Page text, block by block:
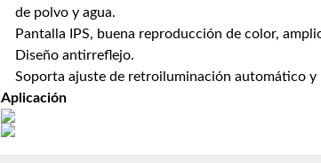
de polvo y agua.
Pantalla IPS, buena reproducción de color,
Diseño antirreflejo.
Soporta ajuste de retroiluminación automático y
Aplicación